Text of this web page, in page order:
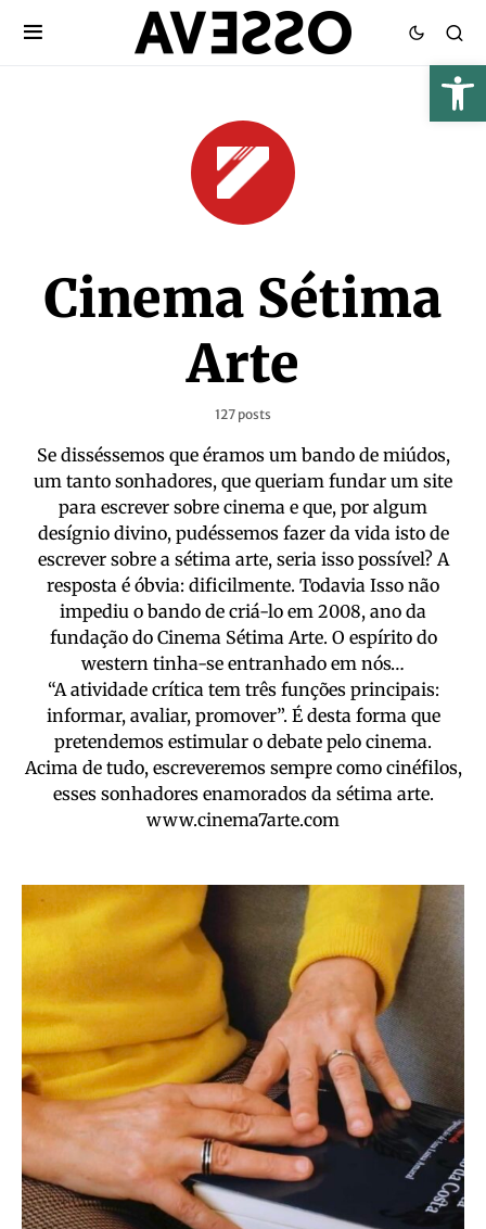
Cinema Sétima
Arte
127 posts
Se disséssemos que éramos um bando de miúdos,
um tanto sonhadores, que queriam fundar um site
para escrever sobre cinema e que, por algum
desígnio divino, pudéssemos fazer da vida isto de
escrever sobre a sétima arte, seria isso possível? A
resposta é óbvia: dificilmente. Todavia Isso não
impediu o bando de criá-lo em 2008, ano da
fundação do Cinema Sétima Arte. O espírito do
western tinha-se entranhado em nós…
“A atividade crítica tem três funções principais:
informar, avaliar, promover”. É desta forma que
pretendemos estimular o debate pelo cinema.
Acima de tudo, escreveremos sempre como cinéfilos,
esses sonhadores enamorados da sétima arte.
www.cinema7arte.com